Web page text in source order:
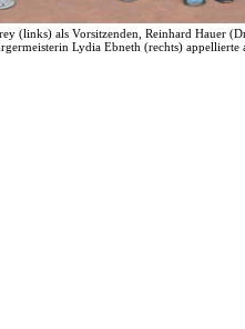
(links) als Vorsitzenden, Reinhard Hauer
Lydia Ebneth (rechts) appellierte